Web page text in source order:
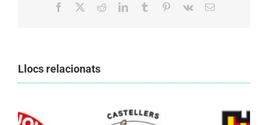
Facebook RedditLinkedInTumblr Pinterest
Vk Email:
Llocs relacionats